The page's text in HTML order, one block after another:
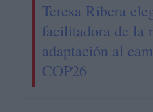
Teresa Ribera
facilitadora de la
adaptación al
COP26